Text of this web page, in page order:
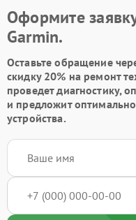
Оформите
Garmin.
Оставьте обращение
скидку 20% на ремонт
проведет диагностику,
и предложит
устройства.